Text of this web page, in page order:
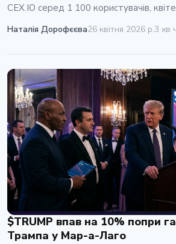
CEX.IO серед 1 100 користувачів,
Наталія Дорофєєва26 квітня 2026 р.3 хв
$TRUMP впав на 10% попри
Трампа у Мар-а-Лаго